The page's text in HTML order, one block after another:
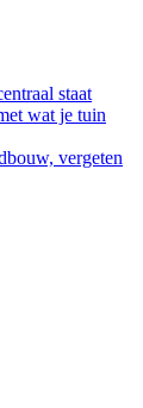
staat
wat je tuin
vergeten